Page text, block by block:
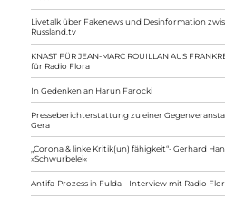
Livetalk über Fakenews und Desinformation
Russland.tv
KNAST FÜR JEAN-MARC ROUILLAN AUS
für Radio Flora
In Gedenken an Harun Farocki
Presseberichterstattung zu einer
Gera
„Corona & linke Kritik(un) fähigkeit“- Gerhard
»Schwurbelei«
Antifa-Prozess in Fulda – Interview mit Radio